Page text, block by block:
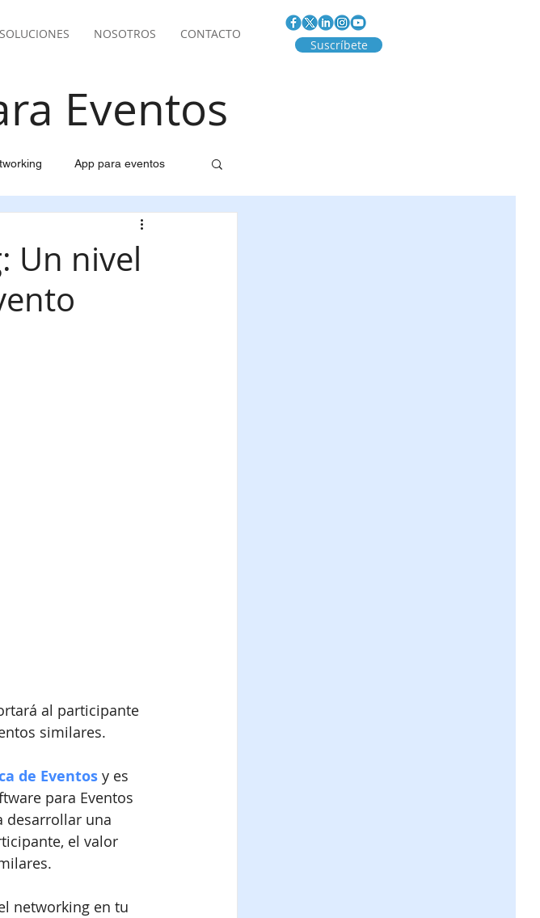
SOLUCIONES NOSOTROS CONTACTO
Suscríbete
App para eventos
Pasarela pago
de participantes
Un nivel
al participante
similares.
de Eventos y es
para Eventos
desarrollar una
el valor
networking en tu
Eventos